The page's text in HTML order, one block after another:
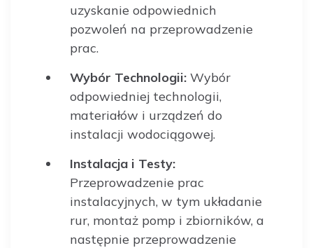
uzyskanie odpowiednich
pozwoleń na przeprowadzenie
prac.
Wybór Technologii: Wybór
odpowiedniej technologii,
materiałów i urządzeń do
instalacji wodociągowej.
Instalacja i Testy:
Przeprowadzenie prac
instalacyjnych, w tym układanie
rur, montaż pomp i zbiorników, a
następnie przeprowadzenie